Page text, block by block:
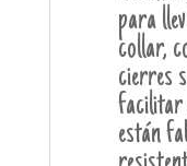
para
collar,
cierres
facilitar
están